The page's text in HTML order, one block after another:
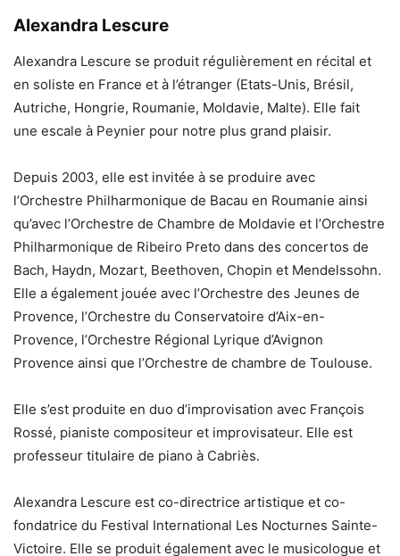
Alexandra Lescure
Alexandra Lescure se produit régulièrement en récital et
en soliste en France et à l’étranger (Etats-Unis, Brésil,
Autriche, Hongrie, Roumanie, Moldavie, Malte). Elle fait
une escale à Peynier pour notre plus grand plaisir.
Depuis 2003, elle est invitée à se produire avec
l’Orchestre Philharmonique de Bacau en Roumanie ainsi
qu’avec l’Orchestre de Chambre de Moldavie et l’Orchestre
Philharmonique de Ribeiro Preto dans des concertos de
Bach, Haydn, Mozart, Beethoven, Chopin et Mendelssohn.
Elle a également jouée avec l’Orchestre des Jeunes de
Provence, l’Orchestre du Conservatoire d’Aix-en-
Provence, l’Orchestre Régional Lyrique d’Avignon
Provence ainsi que l’Orchestre de chambre de Toulouse.
Elle s’est produite en duo d’improvisation avec François
Rossé, pianiste compositeur et improvisateur. Elle est
professeur titulaire de piano à Cabriès.
Alexandra Lescure est co-directrice artistique et co-
fondatrice du Festival International Les Nocturnes Sainte-
Victoire. Elle se produit également avec le musicologue et